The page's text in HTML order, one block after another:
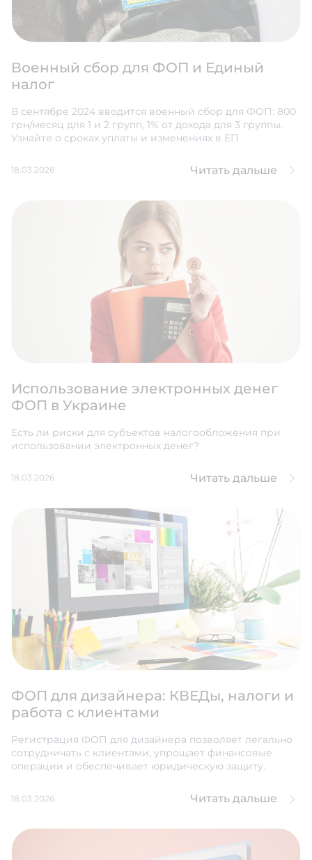
Военный сбор для ФОП и Единый
налог
В сентябре 2024 вводится военный сбор для ФОП: 800
грн/месяц для 1 и 2 групп, 1% от дохода для 3 группы.
Узнайте о сроках уплаты и изменениях в ЕП
18.03.2026 Читать дальше
Использование электронных денег
ФОП в Украине
Есть ли риски для субъектов налогообложения при
использовании электронных денег?
18.03.2026 Читать дальше
ФОП для дизайнера: КВЕДы, налоги и
работа с клиентами
Регистрация ФОП для дизайнера позволяет легально
сотрудничать с клиентами, упрощает финансовые
операции и обеспечивает юридическую защиту.
18.03.2026 Читать дальше